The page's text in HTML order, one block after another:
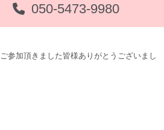
050-5473-9980
参加頂きました皆様ありがとうございまし